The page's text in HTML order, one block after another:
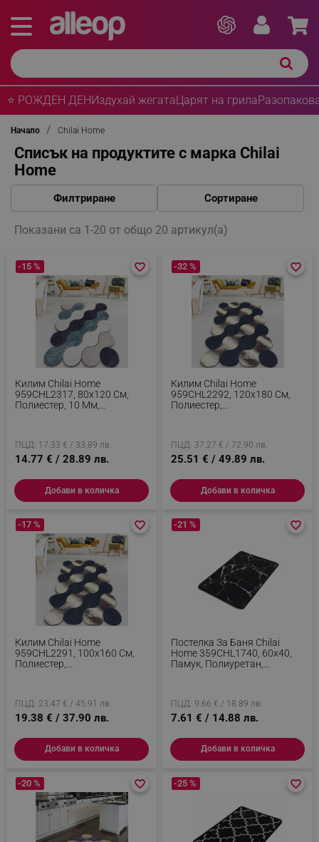
⭐ РОЖДЕН ДЕНИздухай жегатаЦарят на грила
Начало Chilai Home
Списък на продуктите с марка Chilai
Home
Филтриране Сортиране
Показани са 1-20 от общо 20 артикул(а)
Килим Chilai Home
959CHL2317, 80х120 См,
Полиестер, 10 Мм,
-15 %
ПЦД: 17.33 € / 33.89 лв.
14.77 € / 28.89 лв.
favorite_border
favorite_border
Добави в количка
Килим Chilai Home
959CHL2292, 120х180 См,
Полиестер,
-32 %
ПЦД: 37.27 € / 72.90 лв.
25.51 € / 49.89 лв.
favorite_border
favorite_border
Добави в количка
Килим Chilai Home
959CHL2291, 100х160 См,
Полиестер,
-17 %
ПЦД: 23.47 € / 45.91 лв.
19.38 € / 37.90 лв.
favorite_border
favorite_border
Добави в количка
Постелка За Баня Chilai
Home 359CHL1740, 60x40,
Памук, Полиуретан,
-21 %
ПЦД: 9.66 € / 18.89 лв.
7.61 € / 14.88 лв.
favorite_border
favorite_border
Добави в количка
-20 % favorite_border
favorite_border -25 % favorite_border
favorite_border